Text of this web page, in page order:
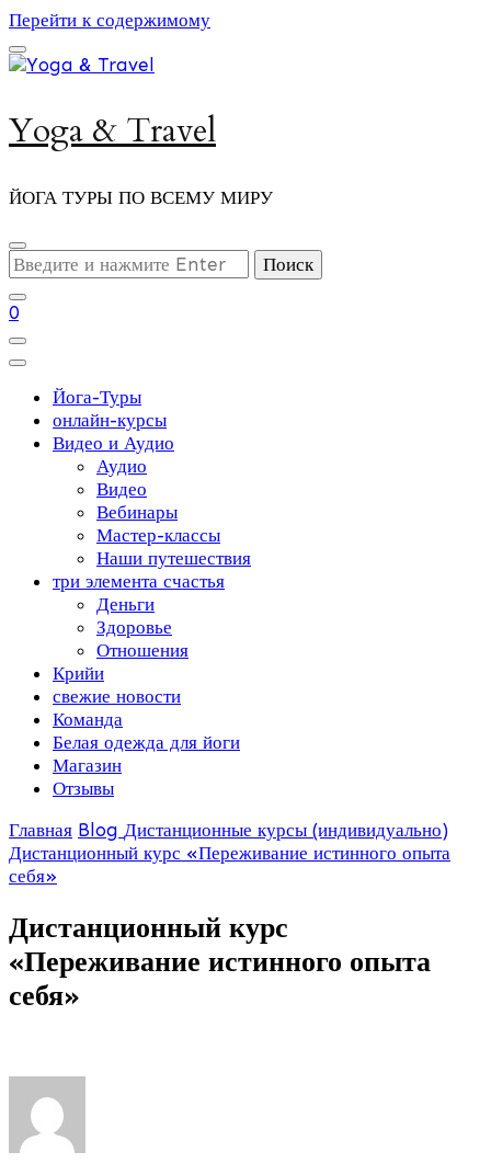
Перейти к содержимому
Yoga & Travel
ЙОГА ТУРЫ ПО ВСЕМУ МИРУ
Ищите
что-
то?
0
Йога-Туры
онлайн-курсы
Видео и Аудио
Аудио
Видео
Вебинары
Мастер-классы
Наши путешествия
три элемента счастья
Деньги
Здоровье
Отношения
Крийи
свежие новости
Команда
Белая одежда для йоги
Магазин
Отзывы
Главная Blog Дистанционные курсы (индивидуально)
Дистанционный курс «Переживание истинного опыта
себя»
Дистанционный курс
«Переживание истинного опыта
себя»